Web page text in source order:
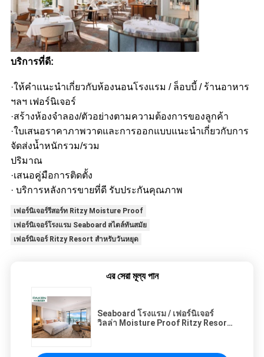
บริการที่ดี:
·ให้คำแนะนำเกี่ยวกับห้องนอนโรงแรม / ล็อบบี้ / ร้านอาหาร
ฯลฯ เฟอร์นิเจอร์
·สร้างห้องจำลอง/ตัวอย่างตามความต้องการของลูกค้า
·ใบเสนอราคาภาพวาดและการออกแบบแนะนำเกี่ยวกับการ
จัดส่งน้ำหนักรวม/รวม
ปริมาณ
·เสนอคู่มือการติดตั้ง
· บริการหลังการขายที่ดี รับประกันคุณภาพ
เฟอร์นิเจอร์รีสอร์ท Ritzy Moisture Proof
เฟอร์นิเจอร์โรงแรม Seaboard สไตล์ทันสมัย
เฟอร์นิเจอร์ Ritzy Resort สำหรับวันหยุด
এর সেরা মূল্য পান
Seaboard โรงแรม / เฟอร์นิเจอร์
วิลล่า Moisture Proof Ritzy Resort